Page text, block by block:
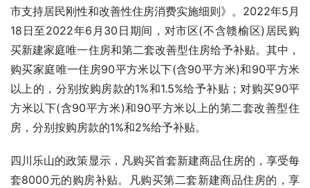
市支持居民刚性和改善性住房消费实施细则》。2022年5月
18日至2022年6月30日期间，对市区(不含赣榆区)居民购
买新建家庭唯一住房和第二套改善型住房给予补贴。其中，
购买家庭唯一住房90平方米以下(含90平方米)和90平方米
以上的，分别按购房款的1%和1.5%给予补贴；对购买90平
方米以下(含90平方米)和90平方米以上的第二套改善型住
房，分别按购房款的1%和2%给予补贴。
四川乐山的政策显示，凡购买首套新建商品住房的，享受每
套8000元的购房补贴。凡购买第二套新建商品住房的，享